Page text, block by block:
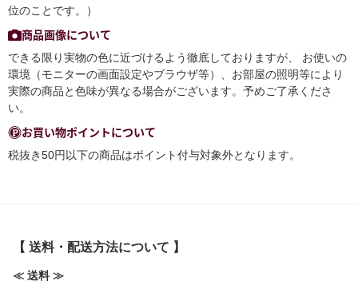
位のことです。）
商品画像について
できる限り実物の色に近づけるよう徹底しておりますが、 お使いの
環境（モニターの画面設定やブラウザ等）、お部屋の照明等により
実際の商品と色味が異なる場合がございます。予めご了承くださ
い。
お買い物ポイントについて
税抜き50円以下の商品はポイント付与対象外となります。
【 送料・配送方法について 】
≪ 送料 ≫